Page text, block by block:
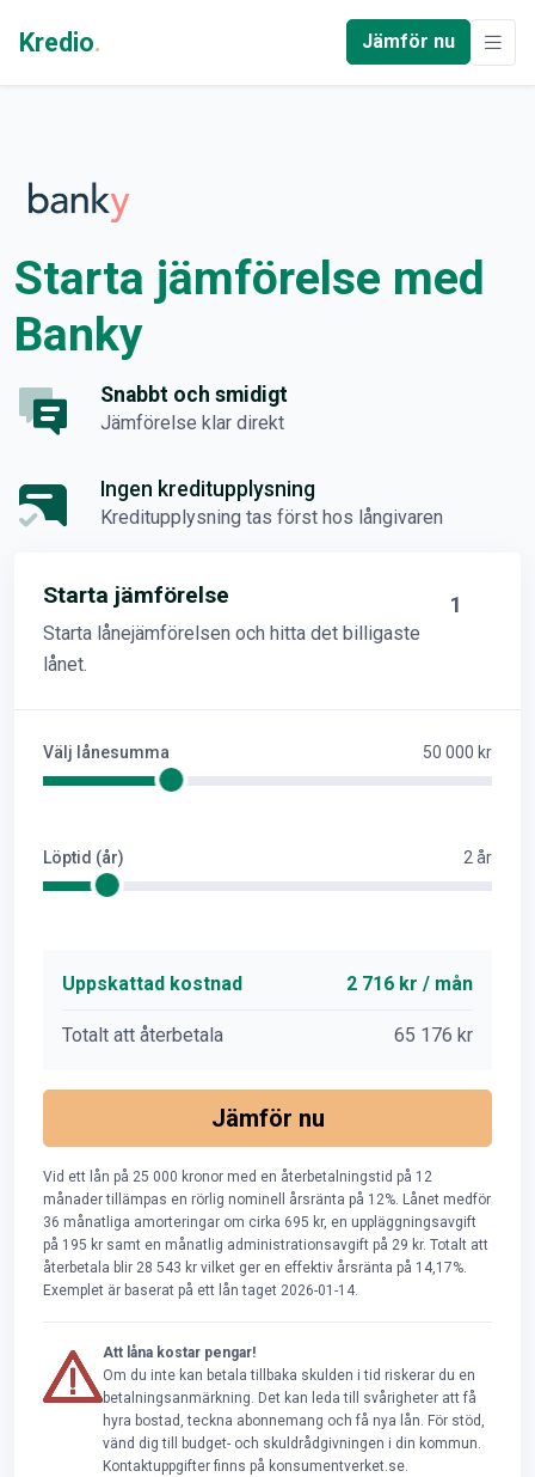
Kredio. Jämför nu
Starta jämförelse med
Banky
Snabbt och smidigt
Jämförelse klar direkt
Ingen kreditupplysning
Kreditupplysning tas först hos långivaren
Starta jämförelse
Starta lånejämförelsen och hitta det billigaste
lånet.
1
Välj lånesumma 50 000 kr
Löptid (år) 2 år
Uppskattad kostnad 2 716 kr / mån
Totalt att återbetala 65 176 kr
Jämför nu
Vid ett lån på 25 000 kronor med en återbetalningstid på 12
månader tillämpas en rörlig nominell årsränta på 12%. Lånet medför
36 månatliga amorteringar om cirka 695 kr, en uppläggningsavgift
på 195 kr samt en månatlig administrationsavgift på 29 kr. Totalt att
återbetala blir 28 543 kr vilket ger en effektiv årsränta på 14,17%.
Exemplet är baserat på ett lån taget 2026-01-14.
Att låna kostar pengar!
Om du inte kan betala tillbaka skulden i tid riskerar du en
betalningsanmärkning. Det kan leda till svårigheter att få
hyra bostad, teckna abonnemang och få nya lån. För stöd,
vänd dig till budget- och skuldrådgivningen i din kommun.
Kontaktuppgifter finns på konsumentverket.se.